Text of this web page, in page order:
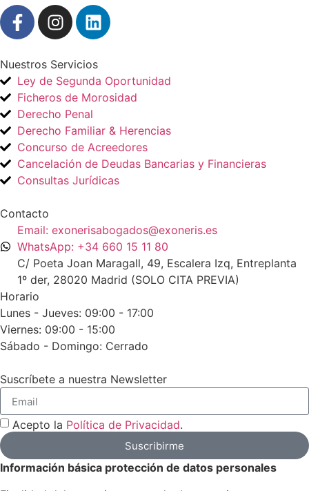
Nuestros Servicios
Ley de Segunda Oportunidad
Ficheros de Morosidad
Derecho Penal
Derecho Familiar & Herencias
Concurso de Acreedores
Cancelación de Deudas Bancarias y Financieras
Consultas Jurídicas
Contacto
Email: exonerisabogados@exoneris.es
WhatsApp: +34 660 15 11 80
C/ Poeta Joan Maragall, 49, Escalera Izq, Entreplanta
1º der, 28020 Madrid (SOLO CITA PREVIA)
Horario
Lunes - Jueves: 09:00 - 17:00
Viernes: 09:00 - 15:00
Sábado - Domingo: Cerrado
Suscríbete a nuestra Newsletter
Acepto la Política de Privacidad.
Suscribirme
Información básica protección de datos personales